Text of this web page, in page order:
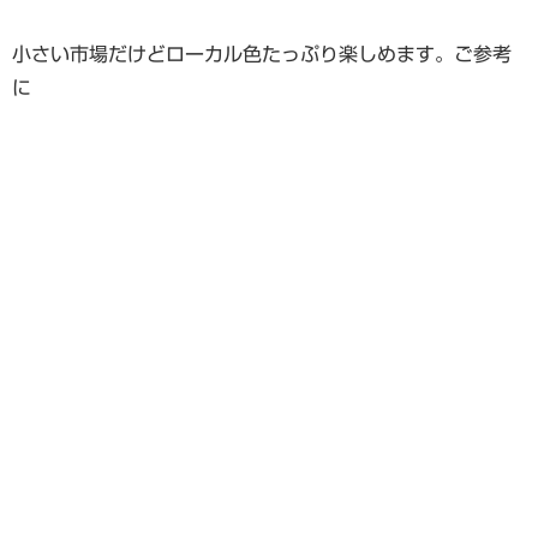
小さい市場だけどローカル色たっぷり楽しめます。ご参考
に